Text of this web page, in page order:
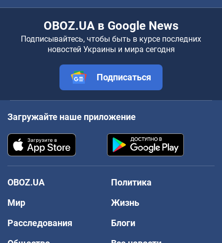
OBOZ.UA в Google News
Подписывайтесь, чтобы быть в курсе последних
новостей Украины и мира сегодня
Подписаться
Загружайте наше приложение
OBOZ.UA
Политика
Мир
Жизнь
Расследования
Блоги